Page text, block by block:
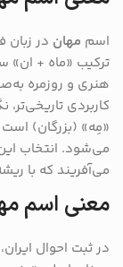
اسم مهان در زبان
ترکیب «ماه + ان»
هنری و روزمره
کاربردی
«مِه» (بزرگان)
می‌شود. انتخاب
می‌آفریند که با
معنی اسم
در ثبت احوال